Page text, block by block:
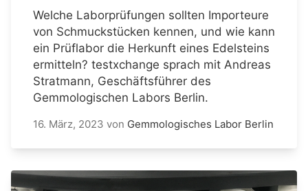
Welche Laborprüfungen sollten Importeure
von Schmuckstücken kennen, und wie kann
ein Prüflabor die Herkunft eines Edelsteins
ermitteln? testxchange sprach mit Andreas
Stratmann, Geschäftsführer des
Gemmologischen Labors Berlin.
16. März, 2023 von Gemmologisches Labor Berlin